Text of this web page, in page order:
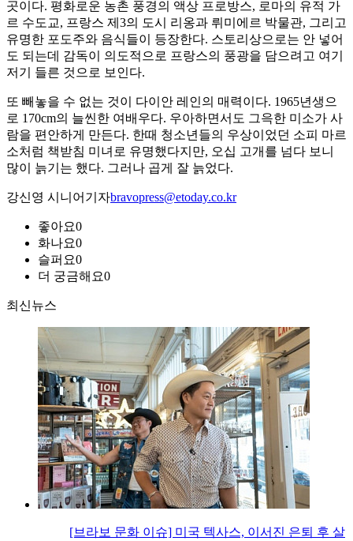
곳이다. 평화로운 농촌 풍경의 액상 프로방스, 로마의 유적 가
르 수도교, 프랑스 제3의 도시 리옹과 뤼미에르 박물관, 그리고
유명한 포도주와 음식들이 등장한다. 스토리상으로는 안 넣어
도 되는데 감독이 의도적으로 프랑스의 풍광을 담으려고 여기
저기 들른 것으로 보인다.
또 빼놓을 수 없는 것이 다이안 레인의 매력이다. 1965년생으
로 170cm의 늘씬한 여배우다. 우아하면서도 그윽한 미소가 사
람을 편안하게 만든다. 한때 청소년들의 우상이었던 소피 마르
소처럼 책받침 미녀로 유명했다지만, 오십 고개를 넘다 보니
많이 늙기는 했다. 그러나 곱게 잘 늙었다.
강신영 시니어기자bravopress@etoday.co.kr
좋아요0
화나요0
슬퍼요0
더 궁금해요0
최신뉴스
[브라보 문화 이슈] 미국 텍사스, 이서진 은퇴 후 살